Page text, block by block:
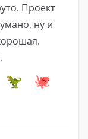
Проект
ну и